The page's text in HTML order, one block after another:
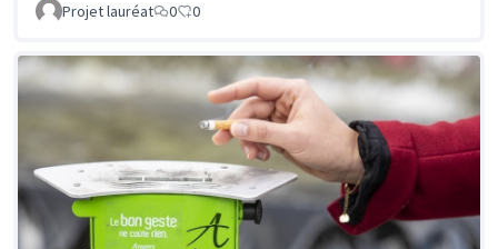
Projet lauréat 0 0